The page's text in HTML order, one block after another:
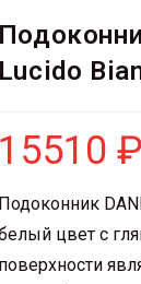
Lucido
15510 ₽
Подоконник
цвет с
поверхности